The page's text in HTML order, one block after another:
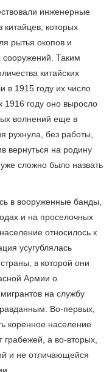
инженерные
которых
рытья окопов и
Таким
китайских
в 1915 году их число
1916 году оно выросло
волнений еще в
рухнула, без работы,
вернуться на родину
сложно было назвать
в вооруженные банды,
и на проселочных
относилось к
усугублялась
в которой они
Армии о
на службу
Во-первых,
коренное население
а во-вторых,
и не отличающейся